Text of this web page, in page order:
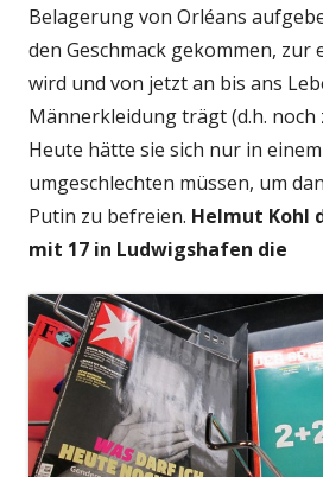
Belagerung von Orléans
den Geschmack gekommen, zur
wird und von jetzt an bis ans
Männerkleidung trägt (d.h. noch
Heute hätte sie sich nur in
umgeschlechten müssen, um
Putin zu befreien. Helmut Kohl
mit 17 in Ludwigshafen die